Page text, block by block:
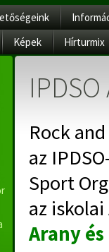
Képek Hírturmix
Rock
az
Sport
az
Arany